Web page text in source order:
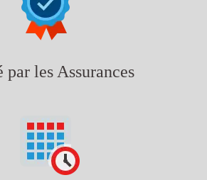
par les Assurances